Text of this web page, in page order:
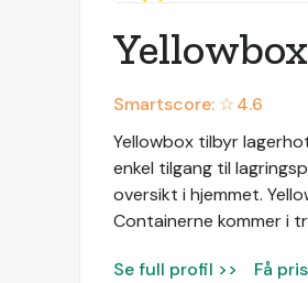
Yellowbox
Smartscore: ☆4.6
Yellowbox tilbyr
enkel tilgang til
oversikt i hjemmet.
Containerne kommer i
Se full profil >> Få